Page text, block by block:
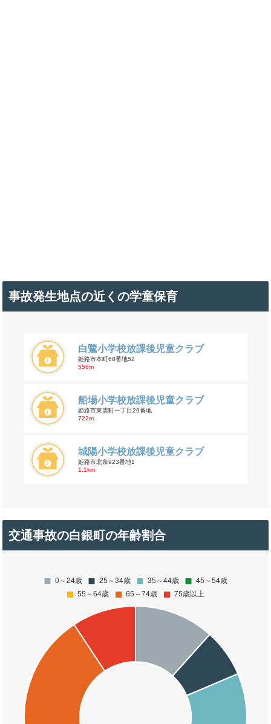
事故発生地点の近くの学童保育
白鷺小学校放課後児童クラブ
姫路市本町68番地52
556m
船場小学校放課後児童クラブ
姫路市東雲町一丁目29番地
722m
城陽小学校放課後児童クラブ
姫路市北条923番地1
1.1km
交通事故の白銀町の年齢割合